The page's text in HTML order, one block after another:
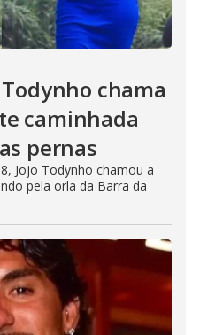
chama
caminhada
pernas
Jojo Todynho chamou a
pela orla da Barra da